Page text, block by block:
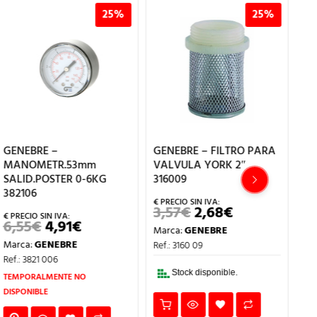
25%
GENEBRE –
MANOMETR.53mm
SALID.POSTER 0-6KG
382106
6,55€EL
PRECIO
ORIGINAL
ERA:
6,55€.
4,91€EL
PRECIO
4,91€.
Marca:GENEBRE
Ref.: 3821 006
TEMPORALMENTE NO
DISPONIBLE
25%
GENEBRE – FILTRO PARA
VALVULA YORK 2″
316009
3,57€EL
PRECIO
ORIGINAL
ERA:
2,68€EL
PRECIO
Marca:GENEBRE
Ref.: 3160 09
Stock disponible.